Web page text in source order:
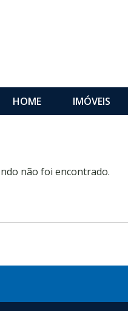
HOME IMÓVEIS
não foi encontrado.